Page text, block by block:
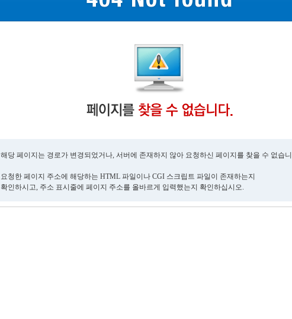
해당 페이지는 경로가 변경되었거나, 서버에 존재하지 않아 요청하신 페이지를 찾을 수 없습
요청한 페이지 주소에 해당하는 HTML 파일이나 CGI 스크립트 파일이 존재하는지
확인하시고, 주소 표시줄에 페이지 주소를 올바르게 입력했는지 확인하십시오.